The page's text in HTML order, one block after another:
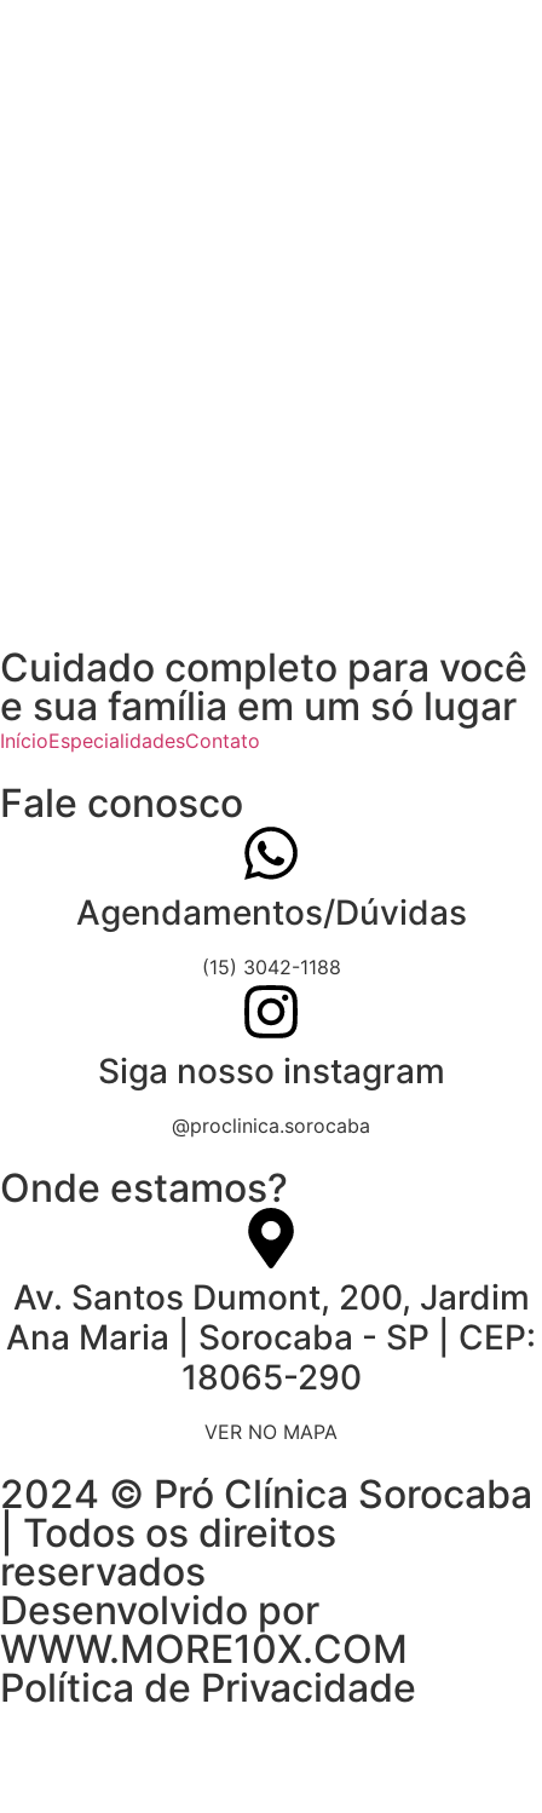
Cuidado completo para você
e sua família em um só lugar
InícioEspecialidadesContato
Fale conosco
Agendamentos/Dúvidas
(15) 3042-1188
Siga nosso instagram
@proclinica.sorocaba
Onde estamos?
Av. Santos Dumont, 200, Jardim
Ana Maria | Sorocaba - SP | CEP:
18065-290
VER NO MAPA
2024 © Pró Clínica Sorocaba
| Todos os direitos
reservados
Desenvolvido por
WWW.MORE10X.COM
Política de Privacidade